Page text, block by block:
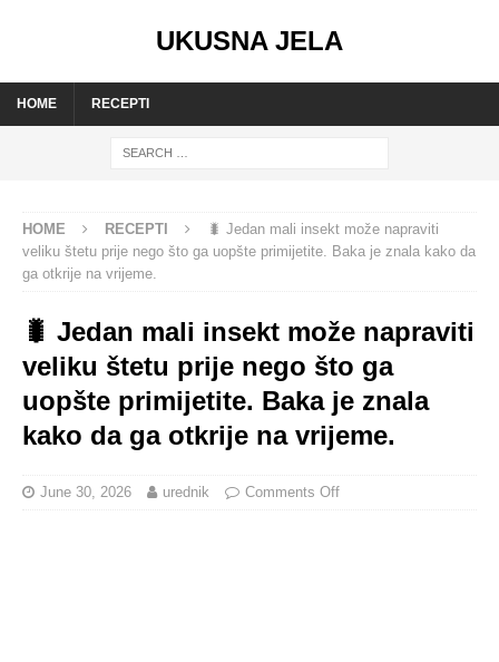
UKUSNA JELA
HOME RECEPTI
HOME RECEPTI
🐛 Jedan mali insekt može napraviti
veliku štetu prije nego što ga uopšte primijetite. Baka je znala kako da
ga otkrije na vrijeme.
🐛 Jedan mali insekt može napraviti
veliku štetu prije nego što ga
uopšte primijetite. Baka je znala
kako da ga otkrije na vrijeme.
June 30, 2026 urednik Comments Off